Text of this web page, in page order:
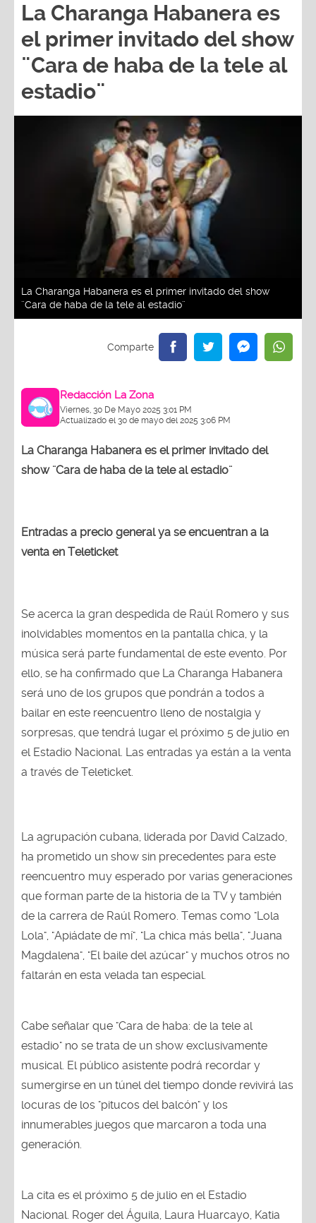
La Charanga Habanera es
el primer invitado del show
¨Cara de haba de la tele al
estadio¨
La Charanga Habanera es el primer invitado del show
¨Cara de haba de la tele al estadio¨
Redacción La Zona
Viernes, 30 De Mayo 2025 3:01 PM
Actualizado el 30 de mayo del 2025 3:06 PM
La Charanga Habanera es el primer invitado del
show ¨Cara de haba de la tele al estadio¨
Entradas a precio general ya se encuentran a la
venta en Teleticket
Se acerca la gran despedida de Raúl Romero y sus
inolvidables momentos en la pantalla chica, y la
música será parte fundamental de este evento. Por
ello, se ha confirmado que La Charanga Habanera
será uno de los grupos que pondrán a todos a
bailar en este reencuentro lleno de nostalgia y
sorpresas, que tendrá lugar el próximo 5 de julio en
el Estadio Nacional. Las entradas ya están a la venta
a través de Teleticket.
La agrupación cubana, liderada por David Calzado,
ha prometido un show sin precedentes para este
reencuentro muy esperado por varias generaciones
que forman parte de la historia de la TV y también
de la carrera de Raúl Romero. Temas como "Lola
Lola", "Apiádate de mí", "La chica más bella", "Juana
Magdalena", "El baile del azúcar" y muchos otros no
faltarán en esta velada tan especial.
Cabe señalar que "Cara de haba: de la tele al
estadio" no se trata de un show exclusivamente
musical. El público asistente podrá recordar y
sumergirse en un túnel del tiempo donde revivirá las
locuras de los "pitucos del balcón" y los
innumerables juegos que marcaron a toda una
generación.
La cita es el próximo 5 de julio en el Estadio
Nacional. Roger del Águila, Laura Huarcayo, Katia